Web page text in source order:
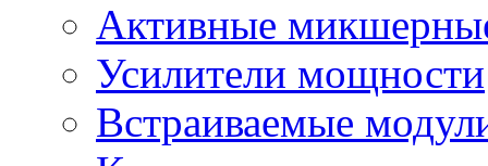
Активные
Усилители мощности
Встраиваемые